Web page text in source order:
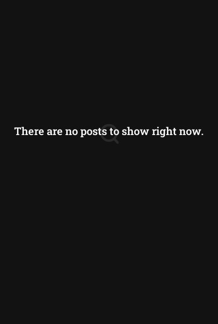
There are no posts to show right now.